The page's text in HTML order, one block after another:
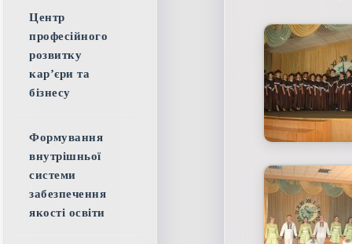
Центр
професійного
розвитку
кар’єри та
бізнесу
Формування
внутрішньої
системи
забезпечення
якості освіти